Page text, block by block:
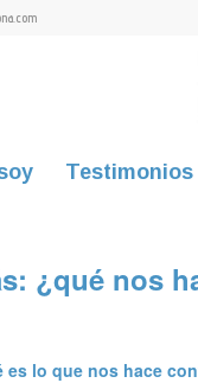
Testimonios
¿qué nos
es lo que nos hace